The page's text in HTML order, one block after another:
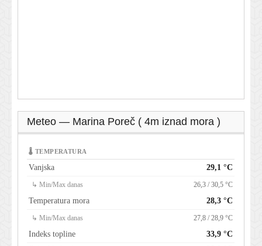
Meteo — Marina Poreč ( 4m iznad mora )
🌡 TEMPERATURA
Vanjska 29,1 °C
↳ Min/Max danas 26,3 / 30,5 °C
Temperatura mora 28,3 °C
↳ Min/Max danas 27,8 / 28,9 °C
Indeks topline
33,9 °C